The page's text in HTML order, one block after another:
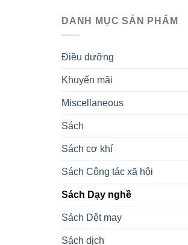
DANH MỤC SẢN PHẨM
Điều dưỡng
Khuyến mãi
Miscellaneous
Sách
Sách cơ khí
Sách Công tác xã hội
Sách Dạy nghề
Sách Dệt may
Sách dịch